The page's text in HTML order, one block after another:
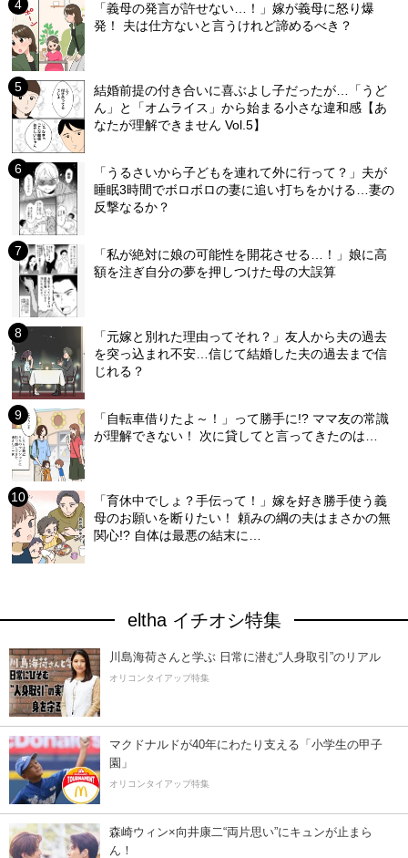
「義母の発言が許せない…！」嫁が義母に怒り爆
発！ 夫は仕方ないと言うけれど諦めるべき？
結婚前提の付き合いに喜ぶよし子だったが…「うど
ん」と「オムライス」から始まる小さな違和感【あ
なたが理解できません Vol.5】
「うるさいから子どもを連れて外に行って？」夫が
睡眠3時間でボロボロの妻に追い打ちをかける…妻の
反撃なるか？
「私が絶対に娘の可能性を開花させる…！」娘に高
額を注ぎ自分の夢を押しつけた母の大誤算
「元嫁と別れた理由ってそれ？」友人から夫の過去
を突っ込まれ不安…信じて結婚した夫の過去まで信
じれる？
「自転車借りたよ～！」って勝手に!? ママ友の常識
が理解できない！ 次に貸してと言ってきたのは…
「育休中でしょ？手伝って！」嫁を好き勝手使う義
母のお願いを断りたい！ 頼みの綱の夫はまさかの無
関心!? 自体は最悪の結末に…
eltha イチオシ特集
川島海荷さんと学ぶ 日常に潜む“人身取引”のリアル
オリコンタイアップ特集
マクドナルドが40年にわたり支える「小学生の甲子
園」
オリコンタイアップ特集
森崎ウィン×向井康二“両片思い”にキュンが止まら
ん！